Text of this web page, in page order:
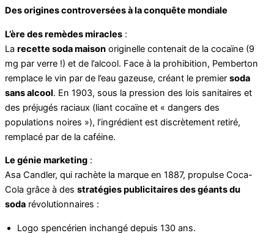
Des origines controversées à la conquête mondiale
L’ère des remèdes miracles :
La recette soda maison originelle contenait de la cocaïne (9
mg par verre !) et de l’alcool. Face à la prohibition, Pemberton
remplace le vin par de l’eau gazeuse, créant le premier soda
sans alcool. En 1903, sous la pression des lois sanitaires et
des préjugés raciaux (liant cocaïne et « dangers des
populations noires »), l’ingrédient est discrètement retiré,
remplacé par de la caféine.
Le génie marketing :
Asa Candler, qui rachète la marque en 1887, propulse Coca-
Cola grâce à des stratégies publicitaires des géants du
soda révolutionnaires :
Logo spencérien inchangé depuis 130 ans.